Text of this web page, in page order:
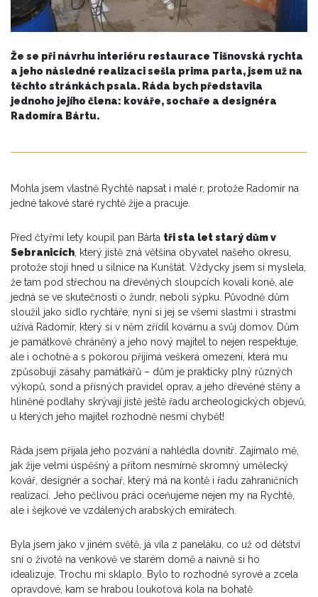
Že se při návrhu interiéru restaurace Tišnovská rychta
a jeho následné realizaci sešla prima parta, jsem už na
těchto stránkách psala. Ráda bych představila
jednoho jejího člena: kováře, sochaře a designéra
Radomíra Bártu.
Mohla jsem vlastně Rychtě napsat i malé r, protože Radomír na
jedné takové staré rychtě žije a pracuje.
Před čtyřmi lety koupil pan Bárta tři sta let starý dům v
Sebranicích , který jistě zná většina obyvatel našeho okresu,
protože stojí hned u silnice na Kunštát. Vždycky jsem si myslela,
že tam pod střechou na dřevěných sloupcích kovali koně, ale
jedná se ve skutečnosti o žundr, neboli sýpku. Původně dům
sloužil jako sídlo rychtáře, nyní si jej se všemi slastmi i strastmi
užívá Radomír, který si v něm zřídil kovárnu a svůj domov. Dům
je památkově chráněný a jeho nový majitel to nejen respektuje,
ale i ochotně a s pokorou přijímá veškerá omezení, která mu
způsobují zásahy památkářů – dům je prakticky plný různých
výkopů, sond a přísných pravidel oprav, a jeho dřevěné stěny a
hliněné podlahy skrývají jistě ještě řadu archeologických objevů,
u kterých jeho majitel rozhodně nesmí chybět!
Ráda jsem přijala jeho pozvání a nahlédla dovnitř. Zajímalo mě,
jak žije velmi úspěšný a přitom nesmírně skromný umělecký
kovář, designér a sochař, který má na kontě i řadu zahraničních
realizací. Jeho pečlivou práci oceňujeme nejen my na Rychtě,
ale i šejkové ve vzdálených arabských emirátech.
Byla jsem jako v jiném světě, já víla z paneláku, co už od dětství
sní o životě na venkově ve starém domě a naivně si ho
idealizuje. Trochu mi sklaplo. Bylo to rozhodně syrové a zcela
opravdové, kam se hrabou loukoťová kola na bohatě